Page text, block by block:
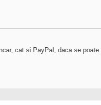
cat si PayPal, daca se poate.